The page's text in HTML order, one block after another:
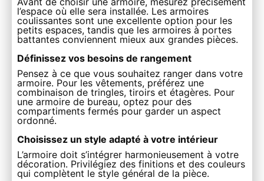
l’espace où elle sera installée. Les armoires
coulissantes sont une excellente option pour les
petits espaces, tandis que les armoires à portes
battantes conviennent mieux aux grandes pièces.
Définissez vos besoins de rangement
Pensez à ce que vous souhaitez ranger dans votre
armoire. Pour les vêtements, préférez une
combinaison de tringles, tiroirs et étagères. Pour
une armoire de bureau, optez pour des
compartiments fermés pour garder un aspect
ordonné.
Choisissez un style adapté à votre intérieur
L’armoire doit s’intégrer harmonieusement à votre
décoration. Privilégiez des finitions et des couleurs
qui complètent le style général de la pièce.